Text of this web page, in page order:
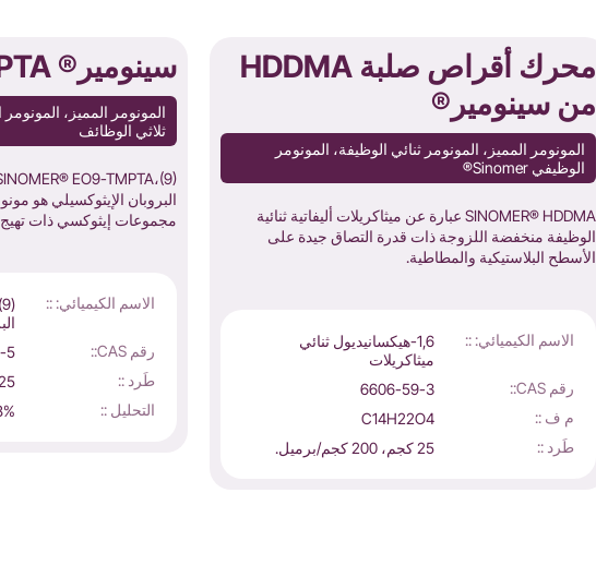
محرك أقراص صلبة HDDMA
من سينومير®
المونومر المميز، المونومر ثنائي الوظيفة، المونومر
الوظيفي Sinomer®
SINOMER® HDDMA عبارة عن ميثاكريلات أليفاتية ثنائية
الوظيفة منخفضة اللزوجة ذات قدرة التصاق جيدة على
الأسطح البلاستيكية والمطاطية.
الاسم الكيميائي: ::
1,6-هيكسانيديول ثنائي
ميثاكريلات
رقم CAS::
6606-59-3
م ف ::
C14H22O4
طَرد ::
25 كجم، 200 كجم/برميل.
سينومير® EO9-TMPTA
ثلاثي الوظائف
البروبان الإيثوكسيلي هو
مجموعات إيثوكسي ذات
الاسم الكيميائي: ::
رقم CAS::
5
طَرد ::
25 أو 200 كجم/
التحليل ::
98%